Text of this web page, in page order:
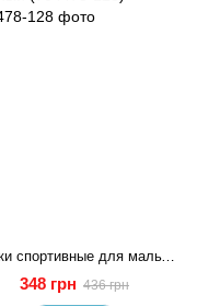
Брюки спортивные для мальчика подростка 128 Черный (704478-128)
348 грн 436 грн